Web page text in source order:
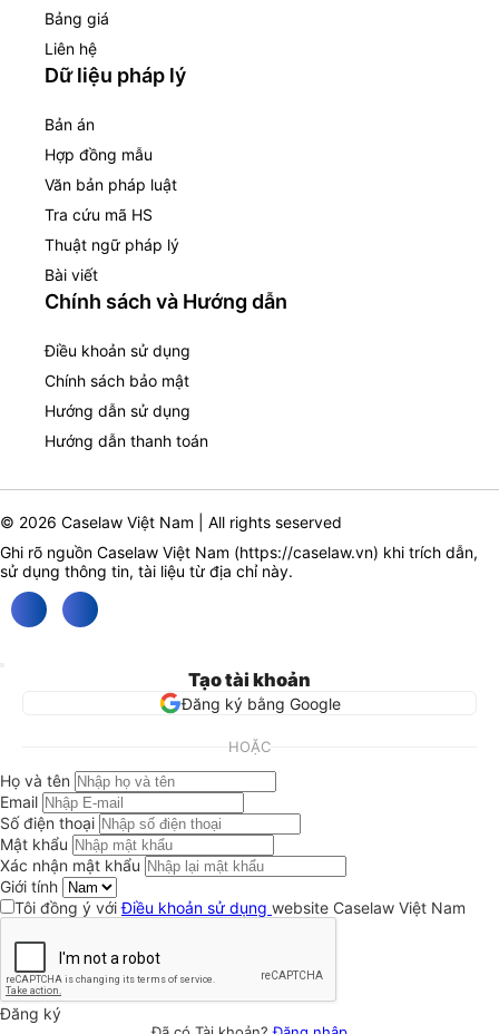
Bảng giá
Liên hệ
Dữ liệu pháp lý
Bản án
Hợp đồng mẫu
Văn bản pháp luật
Tra cứu mã HS
Thuật ngữ pháp lý
Bài viết
Chính sách và Hướng dẫn
Điều khoản sử dụng
Chính sách bảo mật
Hướng dẫn sử dụng
Hướng dẫn thanh toán
© 2026 Caselaw Việt Nam | All rights seserved
Ghi rõ nguồn Caselaw Việt Nam (https://caselaw.vn) khi trích dẫn,
sử dụng thông tin, tài liệu từ địa chỉ này.
Tạo tài khoản
Đăng ký bằng Google
HOẶC
Họ và tên
Email
Số điện thoại
Mật khẩu
Xác nhận mật khẩu
Giới tính
Tôi đồng ý vớiĐiều khoản sử dụng website Caselaw Việt Nam
Đăng ký